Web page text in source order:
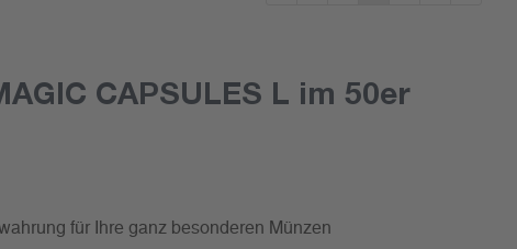
CAPSULES L im 50er
für Ihre ganz besonderen Münzen